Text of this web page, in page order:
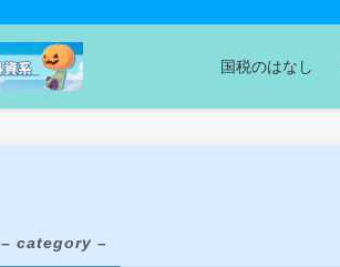
国税のはなし
– category –